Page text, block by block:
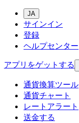
JA
サインイン
登録
ヘルプセンター
アプリをゲットする
通貨換算ツール
通貨チャート
レートアラート
送金する